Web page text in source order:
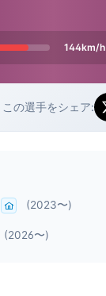
144km/h
この選手をシェア:
(2023〜)
(2026〜)